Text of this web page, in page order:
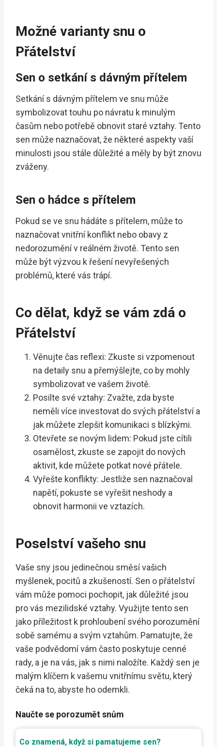
Možné varianty snu o
Přátelství
Sen o setkání s dávným přítelem
Setkání s dávným přítelem ve snu může
symbolizovat touhu po návratu k minulým
časům nebo potřebě obnovit staré vztahy. Tento
sen může naznačovat, že některé aspekty vaší
minulosti jsou stále důležité a měly by být znovu
zváženy.
Sen o hádce s přítelem
Pokud se ve snu hádáte s přítelem, může to
naznačovat vnitřní konflikt nebo obavy z
nedorozumění v reálném životě. Tento sen
může být výzvou k řešení nevyřešených
problémů, které vás trápí.
Co dělat, když se vám zdá o
Přátelství
Věnujte čas reflexi: Zkuste si vzpomenout
na detaily snu a přemýšlejte, co by mohly
symbolizovat ve vašem životě.
Posilte své vztahy: Zvažte, zda byste
neměli více investovat do svých přátelství a
jak můžete zlepšit komunikaci s blízkými.
Otevřete se novým lidem: Pokud jste cítili
osamělost, zkuste se zapojit do nových
aktivit, kde můžete potkat nové přátele.
Vyřešte konflikty: Jestliže sen naznačoval
napětí, pokuste se vyřešit neshody a
obnovit harmonii ve vztazích.
Poselství vašeho snu
Vaše sny jsou jedinečnou směsí vašich
myšlenek, pocitů a zkušeností. Sen o přátelství
vám může pomoci pochopit, jak důležité jsou
pro vás mezilidské vztahy. Využijte tento sen
jako příležitost k prohloubení svého porozumění
sobě samému a svým vztahům. Pamatujte, že
vaše podvědomí vám často poskytuje cenné
rady, a je na vás, jak s nimi naložíte. Každý sen je
malým klíčem k vašemu vnitřnímu světu, který
čeká na to, abyste ho odemkli.
Naučte se porozumět snům
Co znamená, když si pamatujeme sen?